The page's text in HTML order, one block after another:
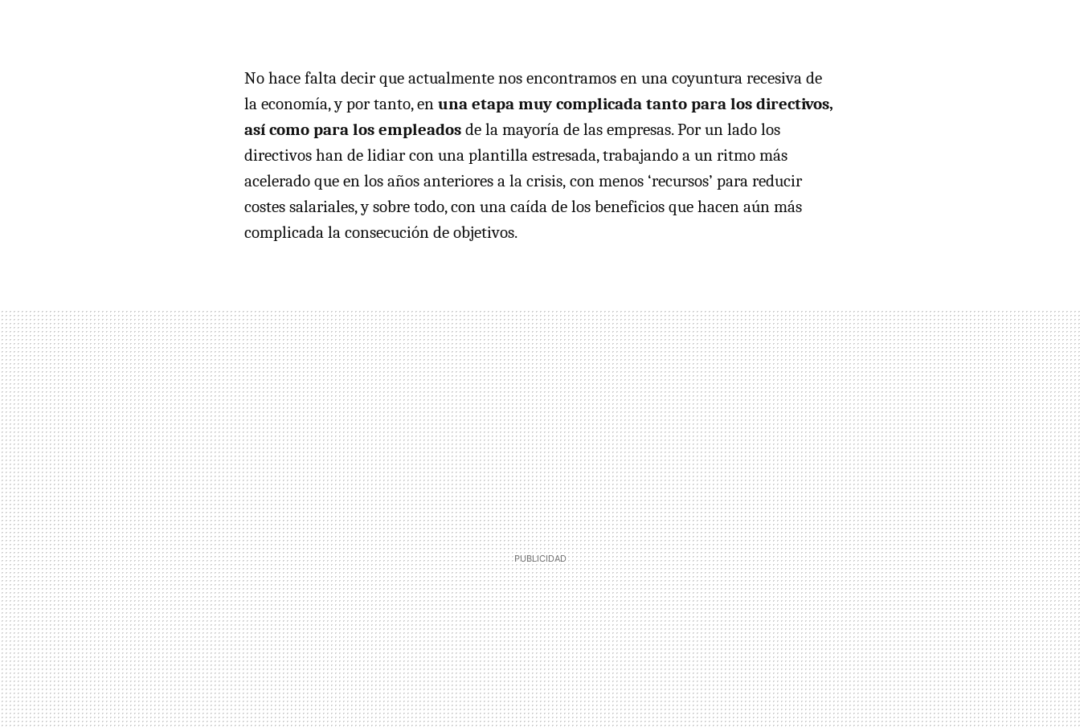
No hace falta decir que actualmente nos encontramos en una coyuntura recesiva de
la economía, y por tanto, en una etapa muy complicada tanto para los directivos,
así como para los empleados de la mayoría de las empresas. Por un lado los
directivos han de lidiar con una plantilla estresada, trabajando a un ritmo más
acelerado que en los años anteriores a la crisis, con menos ‘recursos’ para reducir
costes salariales, y sobre todo, con una caída de los beneficios que hacen aún más
complicada la consecución de objetivos.